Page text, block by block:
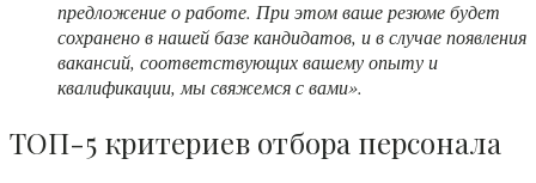
предложение о работе. При этом ваше резюме будет
сохранено в нашей базе кандидатов, и в случае появления
вакансий, соответствующих вашему опыту и
квалификации, мы свяжемся с вами».
ТОП-5 критериев отбора персонала